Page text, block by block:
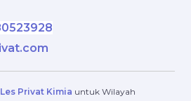
Privat Kimia untuk Wilayah